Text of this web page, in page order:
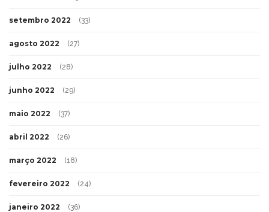
setembro 2022 (33)
agosto 2022 (27)
julho 2022 (28)
junho 2022 (29)
maio 2022 (37)
abril 2022 (26)
março 2022 (18)
fevereiro 2022 (24)
janeiro 2022 (36)